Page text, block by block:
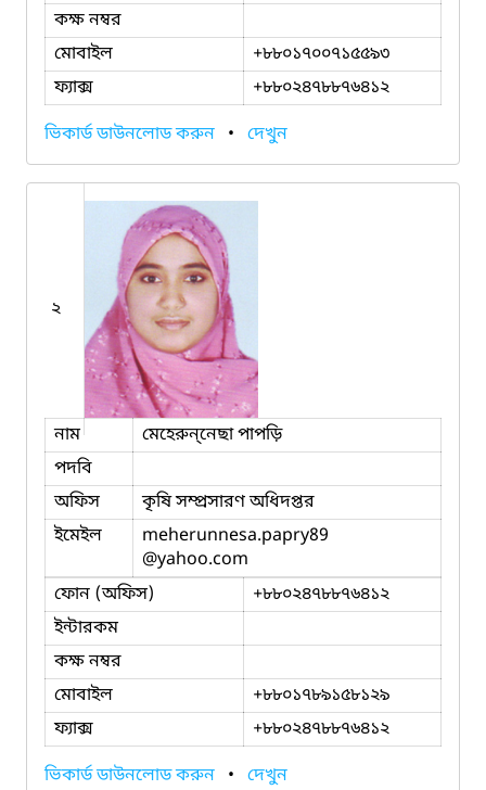
কক্ষ নম্বর
মোবাইল
+৮৮০১৭০০৭১৫৫৯৩
ফ্যাক্স
+৮৮০২৪৭৮৮৭৬৪১২
ভিকার্ড ডাউনলোড করুন • দেখুন
২
নাম
মেহেরুন্‌নেছা পাপড়ি
পদবি
অফিস
কৃষি সম্প্রসারণ অধিদপ্তর
ইমেইল
meherunnesa.papry89
@yahoo.com
ফোন (অফিস)
+৮৮০২৪৭৮৮৭৬৪১২
ইন্টারকম
কক্ষ নম্বর
মোবাইল
+৮৮০১৭৮৯১৫৮১২৯
ফ্যাক্স
+৮৮০২৪৭৮৮৭৬৪১২
ভিকার্ড ডাউনলোড করুন • দেখুন